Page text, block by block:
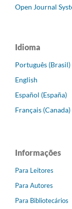
Open Journal
Idioma
Português (Brasil)
English
Español (España)
Français (Canada)
Informações
Para Leitores
Para Autores
Para Bibliotecários